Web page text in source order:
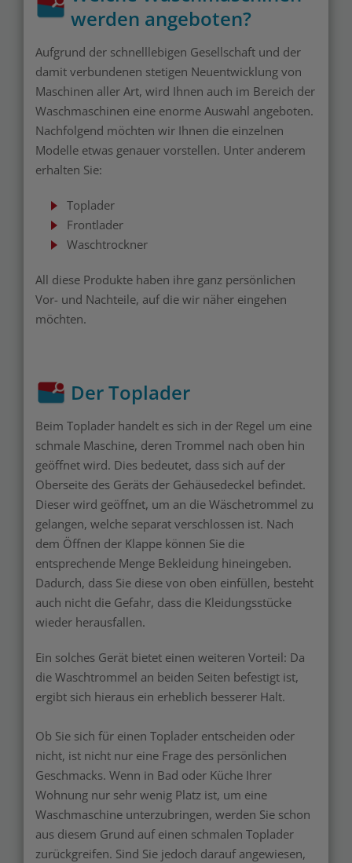
werden angeboten?
Aufgrund der schnelllebigen Gesellschaft und der
damit verbundenen stetigen Neuentwicklung von
Maschinen aller Art, wird Ihnen auch im Bereich der
Waschmaschinen eine enorme Auswahl angeboten.
Nachfolgend möchten wir Ihnen die einzelnen
Modelle etwas genauer vorstellen. Unter anderem
erhalten Sie:
Toplader
Frontlader
Waschtrockner
All diese Produkte haben ihre ganz persönlichen
Vor- und Nachteile, auf die wir näher eingehen
möchten.
Der Toplader
Beim Toplader handelt es sich in der Regel um eine
schmale Maschine, deren Trommel nach oben hin
geöffnet wird. Dies bedeutet, dass sich auf der
Oberseite des Geräts der Gehäusedeckel befindet.
Dieser wird geöffnet, um an die Wäschetrommel zu
gelangen, welche separat verschlossen ist. Nach
dem Öffnen der Klappe können Sie die
entsprechende Menge Bekleidung hineingeben.
Dadurch, dass Sie diese von oben einfüllen, besteht
auch nicht die Gefahr, dass die Kleidungsstücke
wieder herausfallen.
Ein solches Gerät bietet einen weiteren Vorteil: Da
die Waschtrommel an beiden Seiten befestigt ist,
ergibt sich hieraus ein erheblich besserer Halt.
Ob Sie sich für einen Toplader entscheiden oder
nicht, ist nicht nur eine Frage des persönlichen
Geschmacks. Wenn in Bad oder Küche Ihrer
Wohnung nur sehr wenig Platz ist, um eine
Waschmaschine unterzubringen, werden Sie schon
aus diesem Grund auf einen schmalen Toplader
zurückgreifen. Sind Sie jedoch darauf angewiesen,